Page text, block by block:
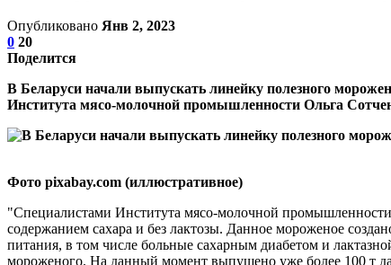
Опубликовано Янв 2, 2023
0 20
Поделится
В Беларуси начали выпускать линейку полезного
Института мясо-молочной промышленности Ольга
Фото pixabay.com (иллюстративное)
"Специалистами Института мясо-молочной
содержанием сахара и без лактозы. Данное мороженое
питания, в том числе больные сахарным диабетом и
мороженого. На данный момент выпущено уже более 100 т